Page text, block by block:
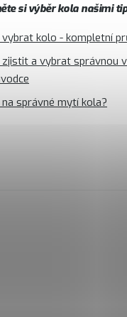
si výběr kola našimi
vybrat kolo - kompletní
zjistit a vybrat správnou
na správné mytí kola?